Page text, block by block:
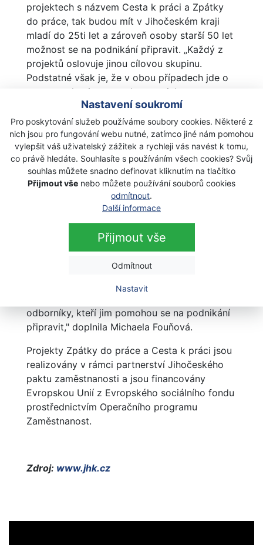
Nastavení soukromí
Pro poskytování služeb používáme soubory cookies. Některé z
nich jsou pro fungování webu nutné, zatímco jiné nám pomohou
vylepšit váš uživatelský zážitek a rychleji vás navést k tomu,
co právě hledáte. Souhlasíte s používáním všech cookies? Svůj
souhlas můžete snadno definovat kliknutím na tlačítko
Přijmout vše nebo můžete používání souborů cookies
odmítnout
Další informace
Přijmout vše
Odmítnout
Nastavit
projektech s názvem Cesta k práci a Zpátky
do práce, tak budou mít v Jihočeském kraji
mladí do 25ti let a zároveň osoby starší 50 let
možnost se na podnikání připravit. „Každý z
projektů oslovuje jinou cílovou skupinu.
Podstatné však je, že v obou případech jde o
pomoc uplatnit se na trhu, a to jak
prostřednictvím nalezení zaměstnání, tak i
zahájením samostatně výdělečné činnosti,"
sdělila Michaela Fouňová, odborná poradkyně
projektu Zpátky do práce.
Začínající podnikatelé řeší celou paletu otázek:
Co všechno je třeba mít na mysli před
uzavřením prvních kontraktů? Kde seženu
finance do začátku? Uživím se? To je jen
zvážit. „Pro ty, co se budou chtít pustit do
uvažovat, máme připravené vzdělávání, které
je s tím nejdůležitějším seznámí. Zároveň však
odborníky, kteří jim pomohou se na podnikání
připravit," doplnila Michaela Fouňová.
Projekty Zpátky do práce a Cesta k práci jsou
realizovány v rámci partnerství Jihočeského
paktu zaměstnanosti a jsou financovány
Evropskou Unií z Evropského sociálního fondu
prostřednictvím Operačního programu
Zaměstnanost.
Zdroj: www.jhk.cz